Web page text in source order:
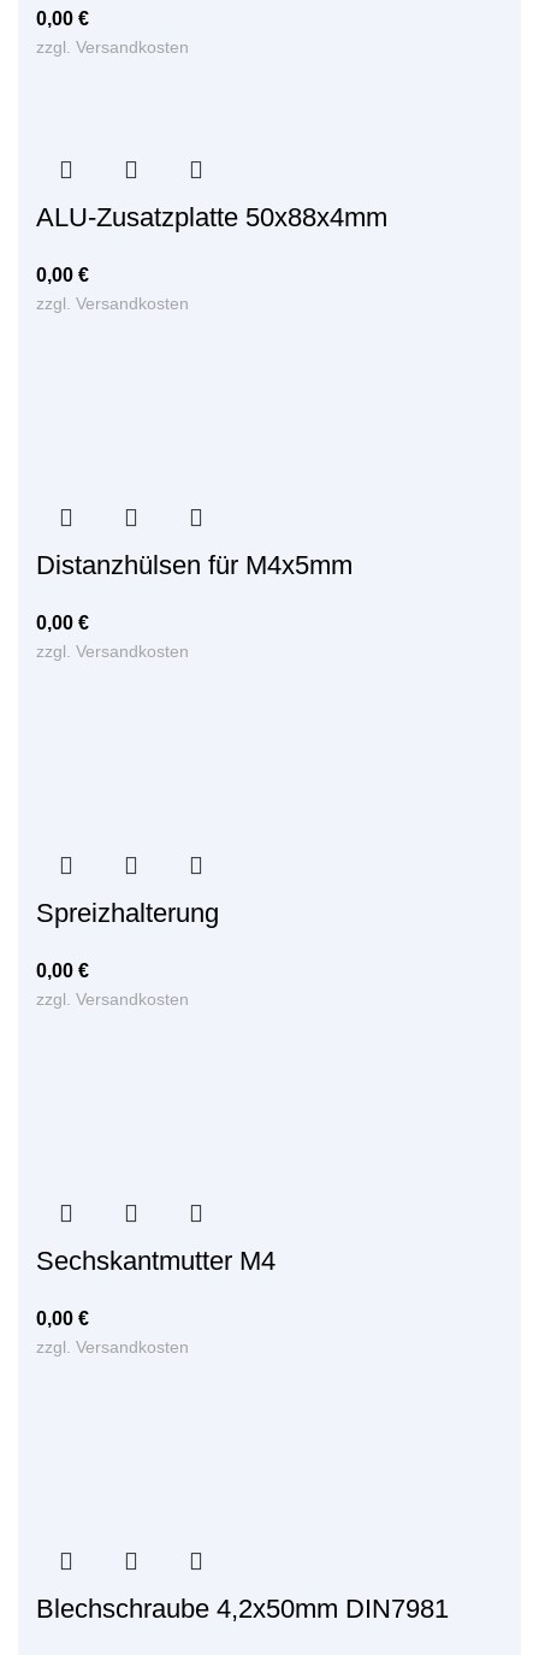
0,00 €
zzgl. Versandkosten
ALU-Zusatzplatte 50x88x4mm
0,00 €
zzgl. Versandkosten
Distanzhülsen für M4x5mm
0,00 €
zzgl. Versandkosten
Spreizhalterung
0,00 €
zzgl. Versandkosten
Sechskantmutter M4
0,00 €
zzgl. Versandkosten
Blechschraube 4,2x50mm DIN7981